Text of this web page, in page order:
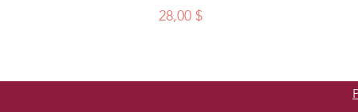
Preis
28,00 $